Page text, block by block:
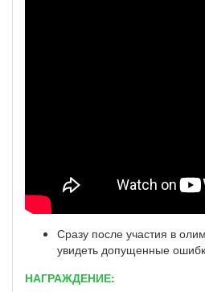
Сразу после участия в
увидеть допущенные
НАГРАЖДЕНИЕ: